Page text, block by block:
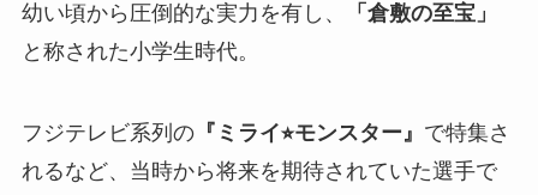
幼い頃から圧倒的な実力を有し、
「倉敷の至宝」
と称された小学生時代。
フジテレビ系列の『ミライ⭐︎モンスター』 で特集さ
れるなど、当時から将来を期待されていた選手で